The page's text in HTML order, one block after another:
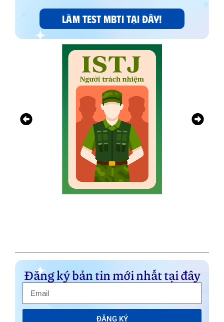
LÀM TEST MBTI TẠI ĐÂY!
Đăng ký bản tin mới nhất tại đây
ĐĂNG KÝ